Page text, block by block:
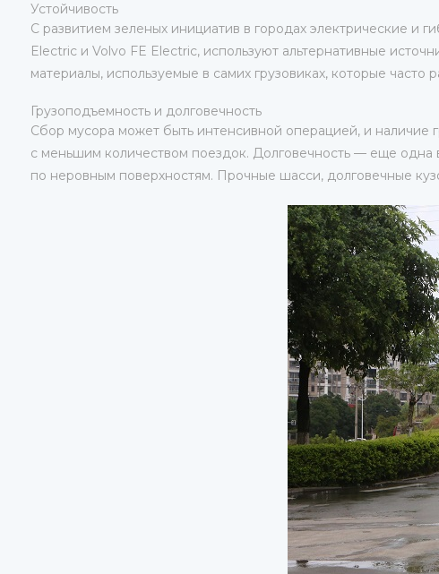
Устойчивость
С развитием зеленых инициатив в городах электрические и
Electric и Volvo FE Electric, используют альтернативные
материалы, используемые в самих грузовиках, которые
Грузоподъемность и долговечность
Сбор мусора может быть интенсивной операцией, и наличие
с меньшим количеством поездок. Долговечность — еще одна
по неровным поверхностям. Прочные шасси, долговечные